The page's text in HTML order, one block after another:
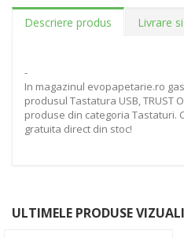
Descriere produs Livrare
-
In magazinul evopapetarie.ro
produsul Tastatura USB, TRUST
produse din categoria Tastaturi.
gratuita direct din stoc!
ULTIMELE PRODUSE